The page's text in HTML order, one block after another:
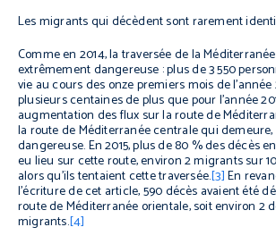
Les migrants qui décèdent sont rarement
Comme en 2014, la traversée de la Méditerranée
extrêmement dangereuse : plus de 3 550
vie au cours des onze premiers mois de l’année
plusieurs centaines de plus que pour l’année
augmentation des flux sur la route de
la route de Méditerranée centrale qui demeure,
dangereuse. En 2015, plus de 80 % des décès
eu lieu sur cette route, environ 2 migrants sur
alors qu’ils tentaient cette traversée.[3]En
l’écriture de cet article, 590 décès avaient été
route de Méditerranée orientale, soit environ 2
migrants.[4]